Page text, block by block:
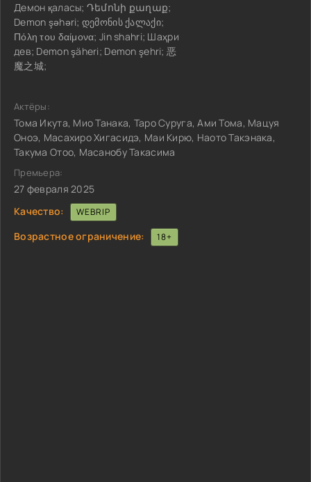
Демон қаласы; Դեմոնի քաղաք;
Demon şəhəri; დემონის ქალაქი;
Πόλη του δαίμονα; Jin shahri; Шаҳри
дев; Demon şäheri; Demon şehri; 恶
魔之城;
Актёры:
Тома Икута, Мио Танака, Таро Суруга, Ами Тома, Мацуя
Оноэ, Масахиро Хигасидэ, Маи Кирю, Наото Такэнака,
Такума Отоо, Масанобу Такасима
Премьера:
27 февраля 2025
Качество:
WEBRIP
Возрастное ограничение: 18+